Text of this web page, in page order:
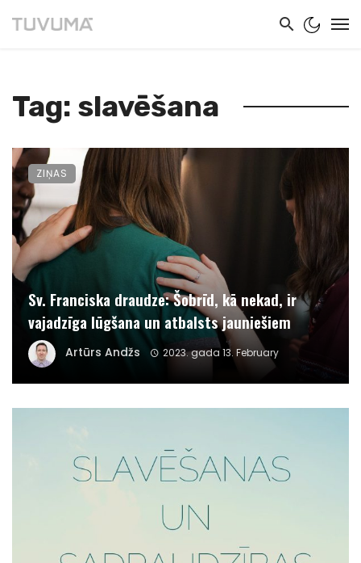
Tag: slavēšana
Sv. Franciska draudze: Šobrīd, kā nekad, ir
vajadzīga lūgšana un atbalsts jauniešiem
Artūrs Andžs 2023. gada 13. February
ZIŅAS